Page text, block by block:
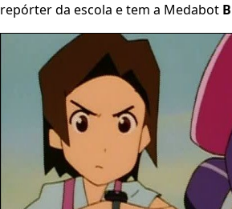
repórter da escola e tem a Medabot